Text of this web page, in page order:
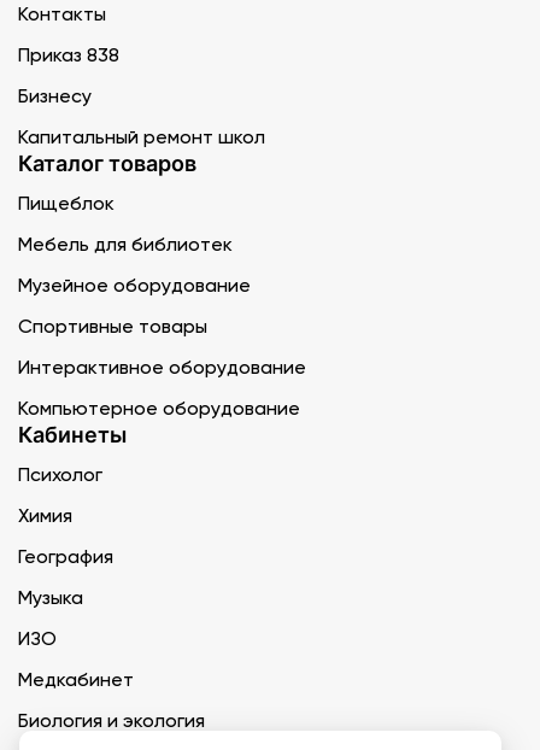
Контакты
Приказ 838
Бизнесу
Капитальный ремонт школ
Каталог товаров
Пищеблок
Мебель для библиотек
Музейное оборудование
Спортивные товары
Интерактивное оборудование
Компьютерное оборудование
Кабинеты
Психолог
Химия
География
Музыка
ИЗО
Медкабинет
Биология и экология